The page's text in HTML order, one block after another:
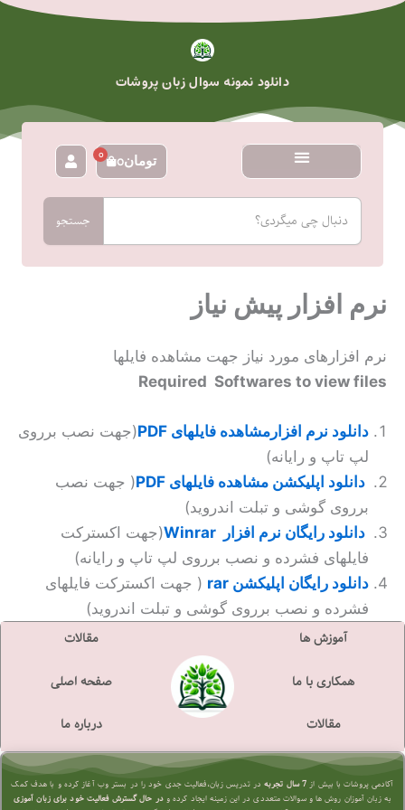
پرش
دانلود نمونه سوال زبان پروشات
تومان0
0سبد
خرید
جستجو
جستجو
نرم افزار پیش نیاز
نرم افزارهای مورد نیاز جهت مشاهده فایلها
Required Softwares to view files
دانلود نرم افزارمشاهده فایلهای PDF
(جهت نصب برروی
لپ تاپ و رایانه)
دانلود اپلیکشن مشاهده فایلهای PDF
( جهت نصب
برروی گوشی و تبلت اندروید)
دانلود رایگان نرم افزار Winrar
(جهت اکسترکت
فایلهای فشرده و نصب برروی لپ تاپ و رایانه)
دانلود رایگان اپلیکشن rar
( جهت اکسترکت فایلهای
فشرده و نصب برروی گوشی و تبلت اندروید)
آموزش ها
همکاری با ما
مقالات
مقالات
صفحه اصلی
درباره ما
آکادمی پروشات با بیش از 7 سال تجربه
در تدریس زبان،فعالیت جدی خود را در بستر وب آغاز کرده و با هدف کمک
به زبان آموزان روش ها و سوالات متعددی در این زمینه ایجاد کرده ودر حال گسترش فعالیت خود برای زبان آموزی